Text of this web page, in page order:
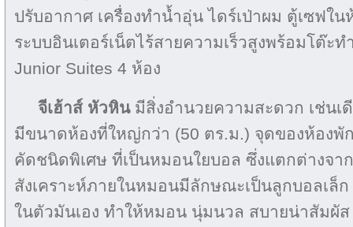
ปรับอากาศ เครื่องทำน้ำอุ่น ไดร์เป่าผม ตู้เซฟใน
ระบบอินเตอร์เน็ตไร้สายความเร็วสูงพร้อมโต๊ะ
Junior Suites 4 ห้อง
จีเฮ้าส์ หัวหิน มีสิ่งอำนวยความสะดวก เช่นเ
มีขนาดห้องที่ใหญ่กว่า (50 ตร.ม.) จุดของห้อง
คัดชนิดพิเศษ ที่เป็นหมอนใยบอล ซึ่งแตกต่างจา
สังเคราะห์ภายในหมอนมีลักษณะเป็นลูกบอลเล็
ในตัวมันเอง ทำให้หมอน นุ่มนวล สบายน่าสัมผั